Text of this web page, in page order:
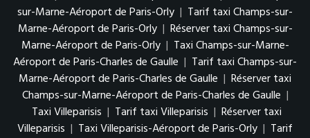
sur-Marne-Aéroport de Paris-Orly | Tarif taxi Champs-sur-
Marne-Aéroport de Paris-Orly | Réserver taxi Champs-sur-
Marne-Aéroport de Paris-Orly | Taxi Champs-sur-Marne-
Aéroport de Paris-Charles de Gaulle | Tarif taxi Champs-sur-
Marne-Aéroport de Paris-Charles de Gaulle | Réserver taxi
Champs-sur-Marne-Aéroport de Paris-Charles de Gaulle |
Taxi Villeparisis | Tarif taxi Villeparisis | Réserver taxi
Villeparisis | Taxi Villeparisis-Aéroport de Paris-Orly | Tarif